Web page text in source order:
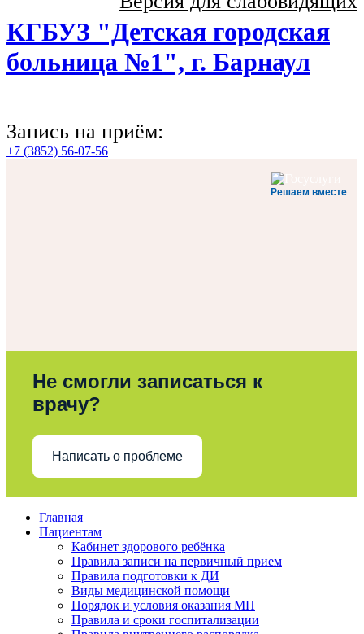
КГБУЗ "Детская городская
больница №1", г. Барнаул
Запись на приём:
+7 (3852) 56-07-56
Решаем вместе
Не смогли записаться к
врачу?
Написать о проблеме
Главная
Пациентам
Кабинет здорового ребёнка
Правила записи на первичный прием
Правила подготовки к ДИ
Виды медицинской помощи
Порядок и условия оказания МП
Правила и сроки госпитализации